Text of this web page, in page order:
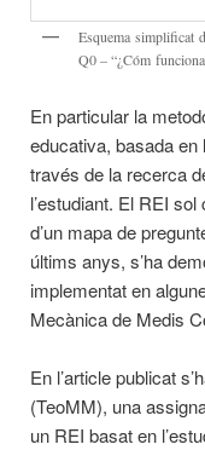
Esquema simplificat
Q0 – “¿Cóm
En particular la
educativa, basada en
través de la recerca
l’estudiant. El REI
d’un mapa de
últims anys, s’ha
implementat en
Mecànica de Medis
En l’article publicat
(TeoMM), una
un REI basat en